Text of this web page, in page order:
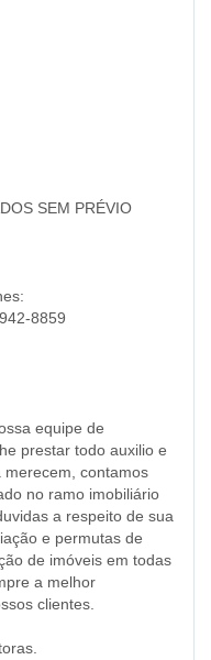
SEM PRÉVIO
8859
equipe de
prestar todo auxilio e
contamos
no ramo imobiliário
a respeito de sua
e permutas de
de imóveis em todas
a melhor
clientes.